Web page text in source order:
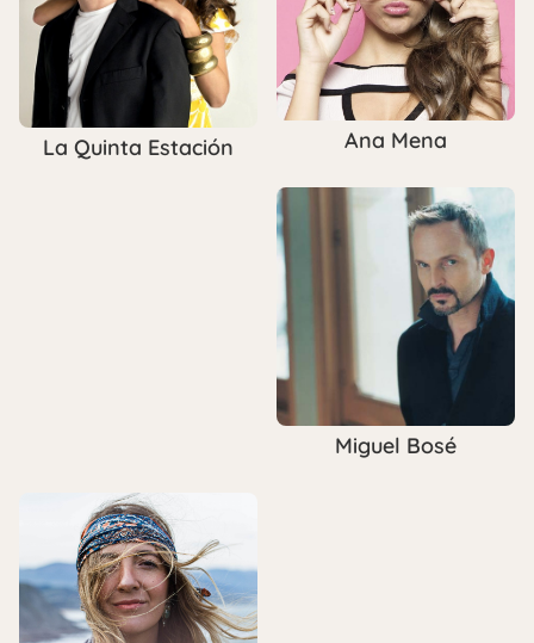
La Quinta Estación Ana Mena
Miguel Bosé